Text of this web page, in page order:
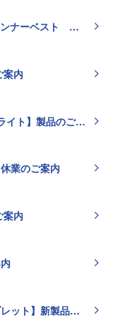
【ICEMAN】水冷インナーベスト 製品のご案内
案内
【充電式3灯ワークライト】製品のご案内
業のご案内
内
【次亜塩素酸水タブレット】新製品のご案内